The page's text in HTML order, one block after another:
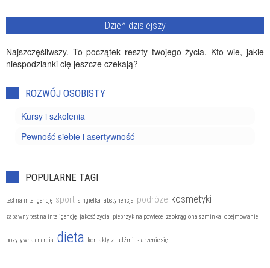
Dzień dzisiejszy
Najszczęśliwszy. To początek reszty twojego życia. Kto wie, jakie
niespodzianki cię jeszcze czekają?
ROZWÓJ OSOBISTY
Kursy i szkolenia
Pewność siebie i asertywność
POPULARNE TAGI
test na inteligencję sport singielka abstynencja podróże kosmetyki
zabawny test na inteligencję jakość życia pieprzyk na powiece zaokrąglona szminka obejmowanie
pozytywna energia dieta kontakty z ludźmi starzenie się